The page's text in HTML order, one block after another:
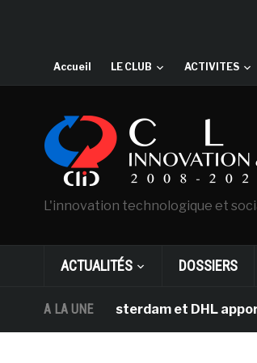
Accueil LE CLUB ACTIVITES
L'innovation technologique et
ACTUALITÉS DOSSIERS
A LA UNE
d’Amsterdam et DHL apportent